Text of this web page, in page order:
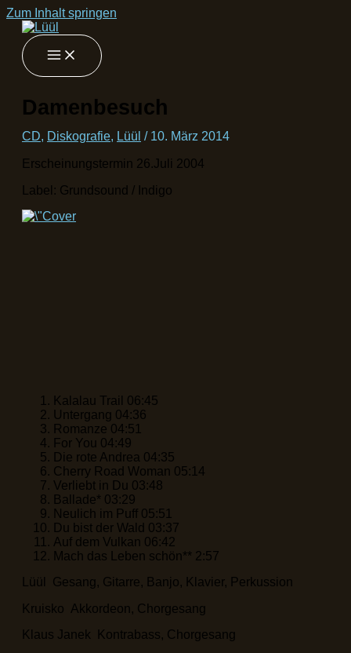
Zum Inhalt springen
Damenbesuch
CD, Diskografie, Lüül / 10. März 2014
Erscheinungstermin 26.Juli 2004
Label: Grundsound / Indigo
Kalalau Trail 06:45
Untergang 04:36
Romanze 04:51
For You 04:49
Die rote Andrea 04:35
Cherry Road Woman 05:14
Verliebt in Du 03:48
Ballade* 03:29
Neulich im Puff 05:51
Du bist der Wald 03:37
Auf dem Vulkan 06:42
Mach das Leben schön** 2:57
Lüül Gesang, Gitarre, Banjo, Klavier, Perkussion
Kruisko Akkordeon, Chorgesang
Klaus Janek Kontrabass, Chorgesang